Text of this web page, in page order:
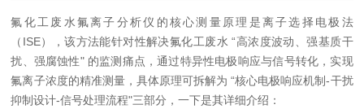
氟化工废水氟离子分析仪的核心测量原理是离子选择电极法
（ISE），该方法能针对性解决氟化工废水 “高浓度波动、强基质干
扰、强腐蚀性" 的监测痛点，通过特异性电极响应与信号转化，实现
氟离子浓度的精准测量，具体原理可拆解为 “核心电极响应机制-干扰
抑制设计-信号处理流程"三部分，一下是其详细介绍：